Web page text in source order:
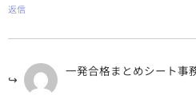
返信
一発合格まとめシート事